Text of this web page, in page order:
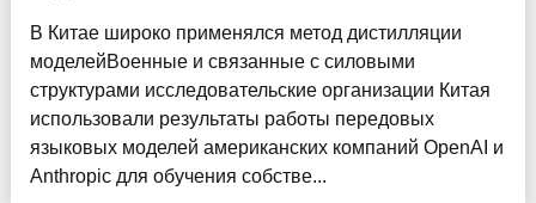
В Китае широко применялся метод дистилляции
моделейВоенные и связанные с силовыми
структурами исследовательские организации Китая
использовали результаты работы передовых
языковых моделей американских компаний OpenAI и
Anthropic для обучения собстве...